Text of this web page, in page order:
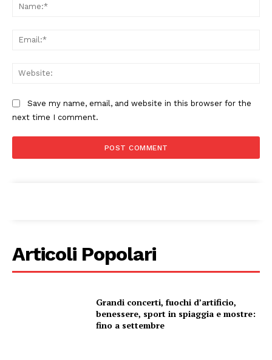
Save my name, email, and website in this browser for the
next time I comment.
Articoli Popolari
Grandi concerti, fuochi d’artificio,
benessere, sport in spiaggia e mostre:
fino a settembre